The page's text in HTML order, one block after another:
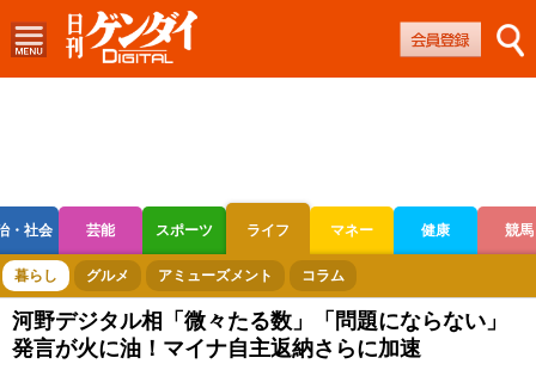
・社会 芸能 スポーツ ライフ マネー 健康 競馬
ボートレース 競輪 オートレース
暮らし グルメ アミューズメント コラム
河野デジタル相「微々たる数」「問題にならない」
発言が火に油！マイナ自主返納さらに加速